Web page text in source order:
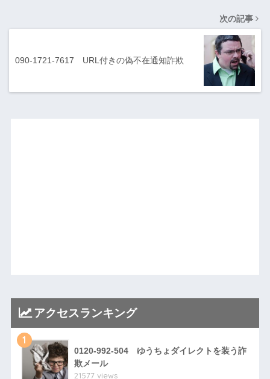
次の記事
090-1721-7617 URL付きの偽不在通知詐欺
アクセスランキング
1
0120-992-504 ゆうちょダイレクトを装う詐
欺メール
21577 views